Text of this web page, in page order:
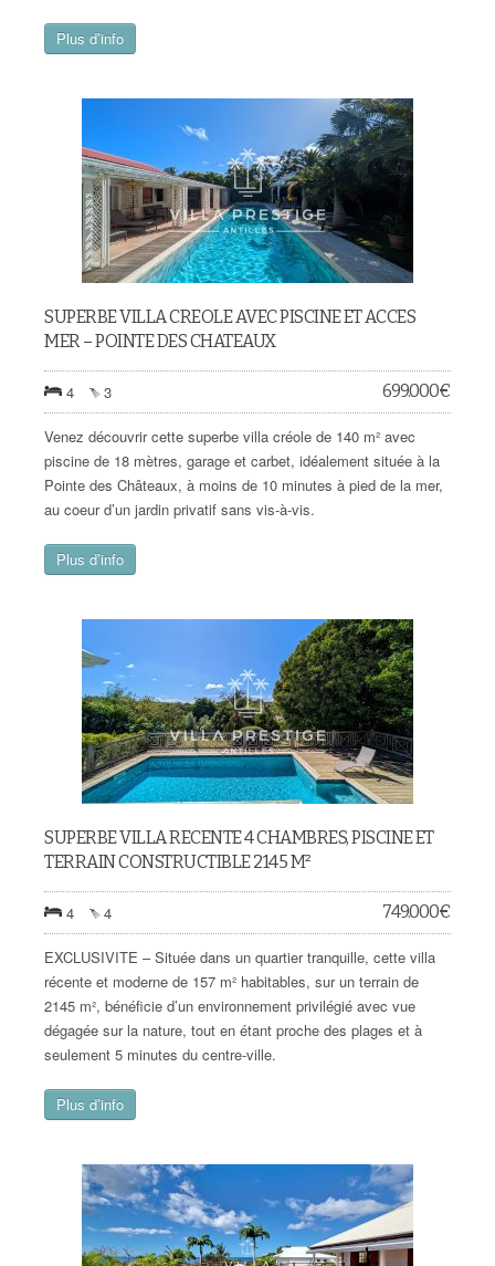
Plus d’info
SUPERBE VILLA CREOLE AVEC PISCINE ET ACCES
MER – POINTE DES CHATEAUX
4 3 699.000€
Venez découvrir cette superbe villa créole de 140 m² avec
piscine de 18 mètres, garage et carbet, idéalement située à la
Pointe des Châteaux, à moins de 10 minutes à pied de la mer,
au coeur d’un jardin privatif sans vis-à-vis.
Plus d’info
SUPERBE VILLA RECENTE 4 CHAMBRES, PISCINE ET
TERRAIN CONSTRUCTIBLE 2145 M²
4 4 749.000€
EXCLUSIVITE – Située dans un quartier tranquille, cette villa
récente et moderne de 157 m² habitables, sur un terrain de
2145 m², bénéficie d’un environnement privilégié avec vue
dégagée sur la nature, tout en étant proche des plages et à
seulement 5 minutes du centre-ville.
Plus d’info